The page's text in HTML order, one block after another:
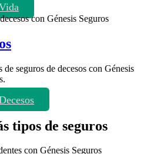
seguros de decesos con Génesis
tipos de seguros